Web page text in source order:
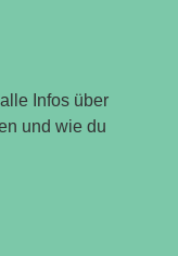
Infos über
und wie du